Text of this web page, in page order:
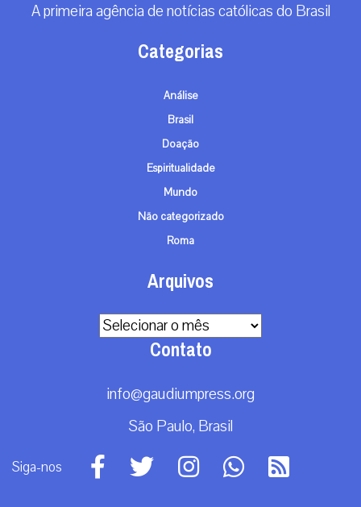
A primeira agência de notícias católicas do Brasil
Categorias
Análise
Brasil
Doação
Espiritualidade
Mundo
Não categorizado
Roma
Arquivos
Arquivos
Contato
info@gaudiumpress.org
São Paulo, Brasil
Siga-nos